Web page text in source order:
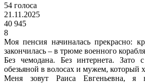
54 голоса
21.11.2025
40 945
8
Моя пенсия начиналась прекрасно:
закончилась – в трюме военного
Без чемодана. Без интернета. Зато
обезьяной в волосах и мужем, который
Меня зовут Раиса Евгеньевна, я